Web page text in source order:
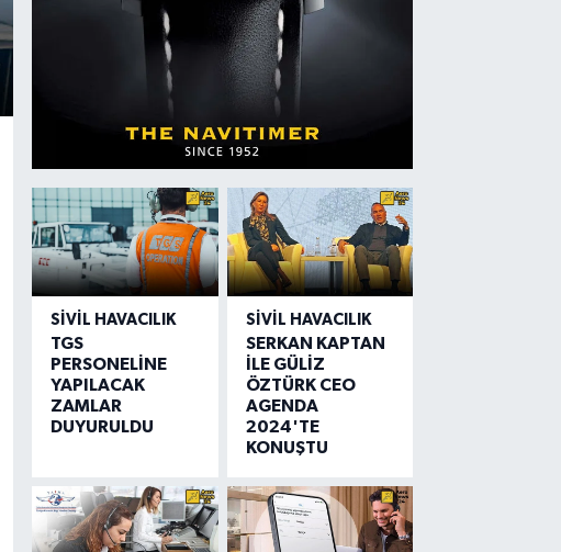
SIVIL HAVACILIK
TGS
PERSONELİNE
YAPILACAK
ZAMLAR
DUYURULDU
SIVIL HAVACILIK
SERKAN KAPTAN
İLE GÜLİZ
ÖZTÜRK CEO
AGENDA
2024'TE
KONUŞTU